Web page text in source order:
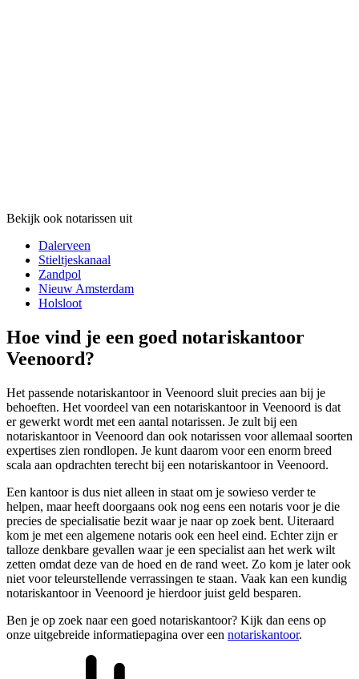
Bekijk ook notarissen uit
Dalerveen
Stieltjeskanaal
Zandpol
Nieuw Amsterdam
Holsloot
Hoe vind je een goed notariskantoor
Veenoord?
Het passende notariskantoor in Veenoord sluit precies aan bij je
behoeften. Het voordeel van een notariskantoor in Veenoord is dat
er gewerkt wordt met een aantal notarissen. Je zult bij een
notariskantoor in Veenoord dan ook notarissen voor allemaal soorten
expertises zien rondlopen. Je kunt daarom voor een enorm breed
scala aan opdrachten terecht bij een notariskantoor in Veenoord.
Een kantoor is dus niet alleen in staat om je sowieso verder te
helpen, maar heeft doorgaans ook nog eens een notaris voor je die
precies de specialisatie bezit waar je naar op zoek bent. Uiteraard
kom je met een algemene notaris ook een heel eind. Echter zijn er
talloze denkbare gevallen waar je een specialist aan het werk wilt
zetten omdat deze van de hoed en de rand weet. Zo kom je later ook
niet voor teleurstellende verrassingen te staan. Vaak kan een kundig
notariskantoor in Veenoord je hierdoor juist geld besparen.
Ben je op zoek naar een goed notariskantoor? Kijk dan eens op
onze uitgebreide informatiepagina over een notariskantoor.